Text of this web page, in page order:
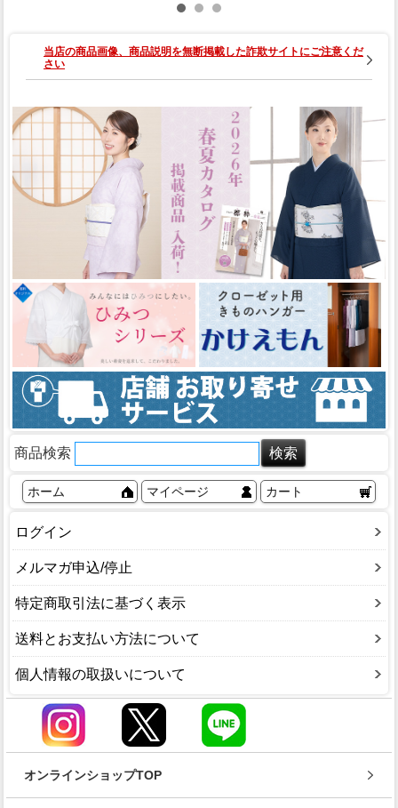
当店の商品画像、商品説明を無断掲載した詐欺サイトにご注意くだ
さい
商品検索
ホーム マイページ カート
ログイン
メルマガ申込/停止
特定商取引法に基づく表示
送料とお支払い方法について
個人情報の取扱いについて
オンラインショップTOP